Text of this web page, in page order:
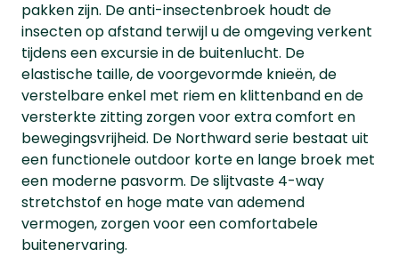
pakken zijn. De anti-insectenbroek houdt de
insecten op afstand terwijl u de omgeving verkent
tijdens een excursie in de buitenlucht. De
elastische taille, de voorgevormde knieën, de
verstelbare enkel met riem en klittenband en de
versterkte zitting zorgen voor extra comfort en
bewegingsvrijheid. De Northward serie bestaat uit
een functionele outdoor korte en lange broek met
een moderne pasvorm. De slijtvaste 4-way
stretchstof en hoge mate van ademend
vermogen, zorgen voor een comfortabele
buitenervaring.